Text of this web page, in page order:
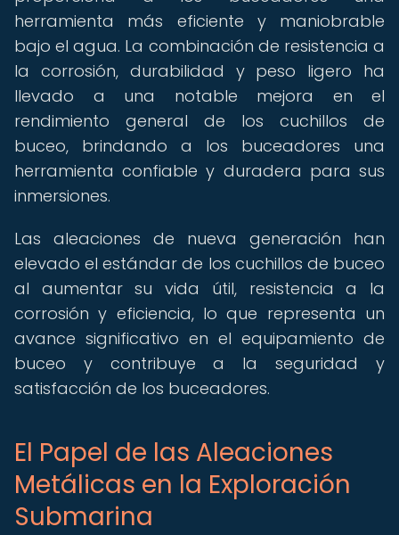
herramienta más eficiente y maniobrable
bajo el agua. La combinación de resistencia a
la corrosión, durabilidad y peso ligero ha
llevado a una notable mejora en el
rendimiento general de los cuchillos de
buceo, brindando a los buceadores una
herramienta confiable y duradera para sus
inmersiones.
Las aleaciones de nueva generación han
elevado el estándar de los cuchillos de buceo
al aumentar su vida útil, resistencia a la
corrosión y eficiencia, lo que representa un
avance significativo en el equipamiento de
buceo y contribuye a la seguridad y
satisfacción de los buceadores.
El Papel de las Aleaciones
Metálicas en la Exploración
Submarina